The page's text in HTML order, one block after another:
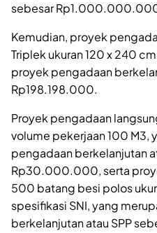
sebesar
Kemudian, proyek
Triplek ukuran 120 x 240
proyek pengadaan
Rp198.198.000.
Proyek pengadaan
volume pekerjaan 100 M3,
pengadaan berkelanjutan
Rp30.000.000, serta
500 batang besi polos
spesifikasi SNI, yang
berkelanjutan atau SPP